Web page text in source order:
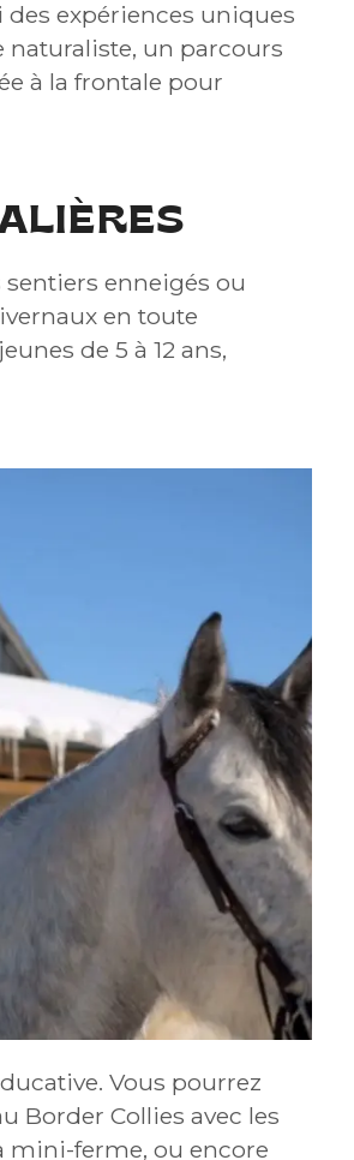
des expériences uniques
un parcours
à la frontale pour
sentiers enneigés ou
en toute
de 5 à 12 ans,
Vous pourrez
Border Collies avec les
mini-ferme, ou encore